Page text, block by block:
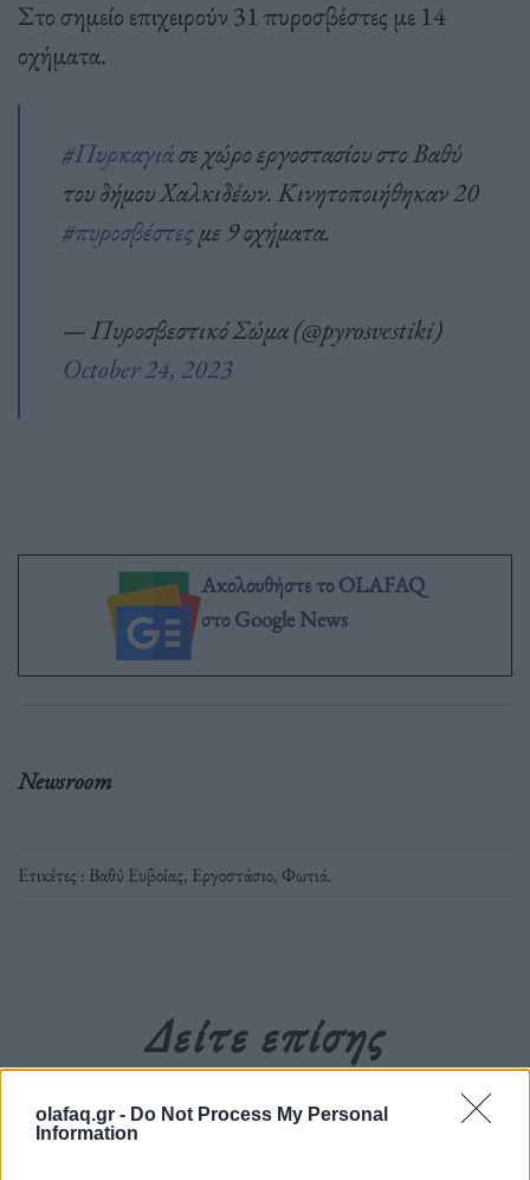
olafaq.gr - Do Not Process My Personal
Information
Στο σημείο επιχειρούν 31 πυροσβέστες με 14
οχήματα.
#Πυρκαγιάσε χώρο εργοστασίου στο Βαθύ
του δήμου Χαλκιδέων. Κινητοποιήθηκαν 20
#πυροσβέστεςμε 9 οχήματα.
— Πυροσβεστικό Σώμα (@pyrosvestiki)
October 24, 2023
Ακολουθήστε το OLAFAQ
στο Google News
Newsroom
Ετικέτες : Βαθύ Ευβοίας, Εργοστάσιο, Φωτιά.
Δείτε επίσης